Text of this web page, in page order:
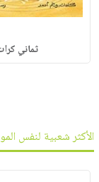
ثماني
الأكثر شعبية لنفس